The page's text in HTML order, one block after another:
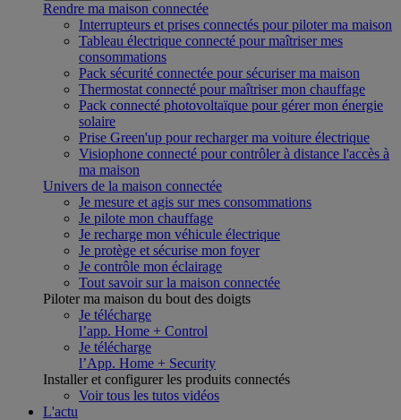
Rendre ma maison connectée
Interrupteurs et prises connectés pour piloter ma maison
Tableau électrique connecté pour maîtriser mes
consommations
Pack sécurité connectée pour sécuriser ma maison
Thermostat connecté pour maîtriser mon chauffage
Pack connecté photovoltaïque pour gérer mon énergie
solaire
Prise Green'up pour recharger ma voiture électrique
Visiophone connecté pour contrôler à distance l'accès à
ma maison
Univers de la maison connectée
Je mesure et agis sur mes consommations
Je pilote mon chauffage
Je recharge mon véhicule électrique
Je protège et sécurise mon foyer
Je contrôle mon éclairage
Tout savoir sur la maison connectée
Piloter ma maison du bout des doigts
Je télécharge
l’app. Home + Control
Je télécharge
l’App. Home + Security
Installer et configurer les produits connectés
Voir tous les tutos vidéos
L'actu